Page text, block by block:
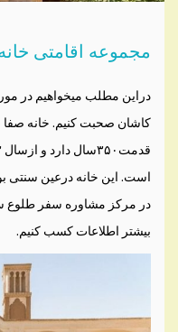
مجموعه اقامتی
دراین مطلب میخواهیم در
کاشان صحبت کنیم. خانه صفا
است. این خانه درعین سنتی
در مرکز مشاوره سفر طلوع
بیشتر اطلاعات کسب کنیم.